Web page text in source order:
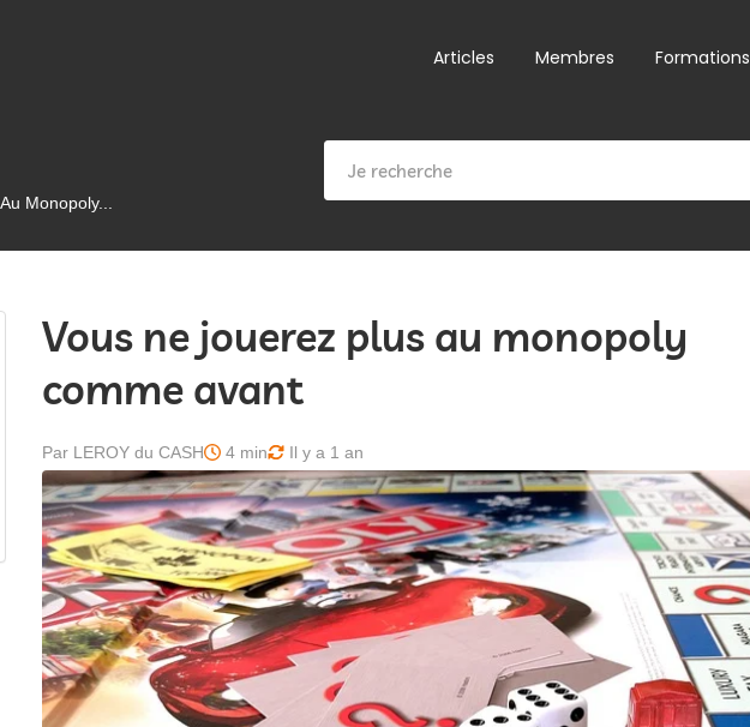
Articles Membres Formations
Monopoly...
Vous ne jouerez plus au monopoly
comme avant
Par LEROY du CASH 4 min Il y a 1 an